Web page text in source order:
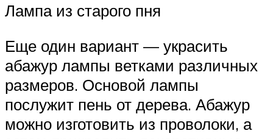
Лампа из старого пня
Еще один вариант — украсить
абажур лампы ветками различных
размеров. Основой лампы
послужит пень от дерева. Абажур
можно изготовить из проволоки, а